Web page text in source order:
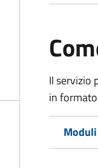
Il servizio
in formato